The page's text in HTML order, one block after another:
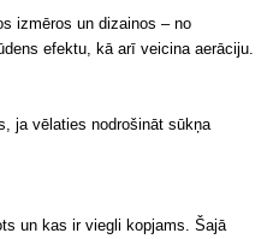
izmēros un dizainos – no
efektu, kā arī veicina aerāciju.
ja vēlaties nodrošināt sūkņa
un kas ir viegli kopjams. Šajā